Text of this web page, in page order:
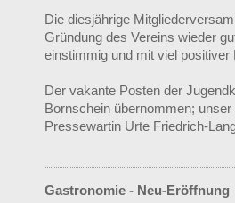
Die diesjährige
Gründung des Vereins wieder
einstimmig und mit viel positiver
Der vakante Posten der
Bornschein übernommen;
Pressewartin Urte Friedrich-
Gastronomie - Neu-Eröffnung